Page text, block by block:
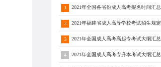
1 2021年全国各省份成人高考报名时间汇总
2 2021年福建省成人高等学校考试招生规定
3 2021年全国成人高考高起专考试大纲汇总
4 2021年全国成人高考专升本考试大纲汇总